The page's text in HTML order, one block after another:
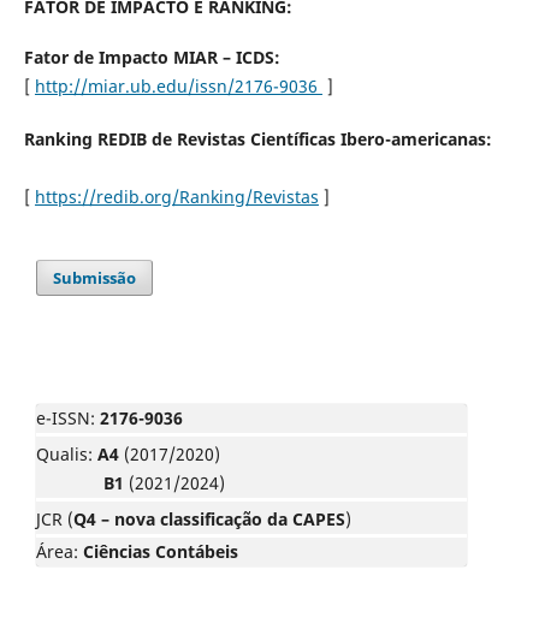
FATOR DE IMPACTO E RANKING:
Fator de Impacto MIAR – ICDS:
[ http://miar.ub.edu/issn/2176-9036 ]
Ranking REDIB de Revistas Científicas Ibero-americanas:
[ https://redib.org/Ranking/Revistas ]
Submissão
e-ISSN: 2176-9036
Qualis: A4 (2017/2020)
B1 (2021/2024)
JCR (Q4 – nova classificação da CAPES)
Área: Ciências Contábeis